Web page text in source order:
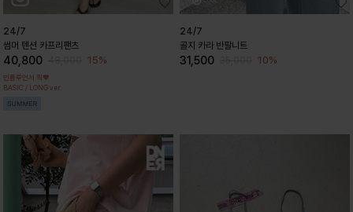
24/7
썸머 텐션 카프리팬츠
40,800 15%
인플루언서 픽🧡
BASIC / LONG ver.
24/7
골지 카라 반팔니트
31,500 10%